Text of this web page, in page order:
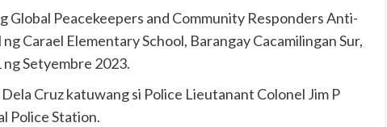
Global Peacekeepers and Community Responders Anti-
Carael Elementary School, Barangay Cacamilingan Sur,
Setyembre 2023.
Cruz katuwang si Police Lieutanant Colonel Jim P
Police Station.